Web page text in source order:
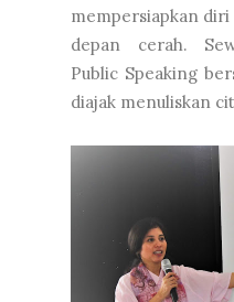
mempersiapkan diri
depan cerah.
Public Speaking
diajak menuliskan